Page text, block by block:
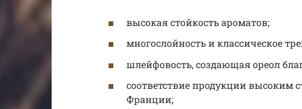
высокая стойкость ароматов;
многослойность и классическое
шлейфовость, создающая ореол
соответствие продукции высоким
Франции;